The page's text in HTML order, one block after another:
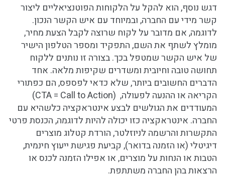
דגש נוסף, הוא להקל על הלקוחות הפוטנציאליים ליצור
קשר מידי עם החברה, ובמיוחד עם איש הקשר הנכון.
לדוגמה, אם מדובר על לקוח שרוצה לקבל הצעת מחיר,
מומלץ לשתף את השם, התפקיד ומספר הטלפון הישיר
של איש הקשר שמטפל בכך. בצורה זו נותנים ללקוח
תחושה טובה וחיובית ומשדרים שקיפות מלאה. אחד
הדברים החשובים ביותר, שלא כדאי לפספס, הם כפתורי
הקריאה או ההנעה לפעולה, (CTA = Call to Action)
המעודדים את הגולשים לבצע אינטראקציה כלשהיא עם
החברה. אינטראקציה כזו יכולה להיות לדוגמה, הכנסת פרטי
התקשרות והרשמה לניוזלטר, הורדת קטלוג מוצרים
דיגיטלי (או הזמנה בדואר), קביעת פגישת ייעוץ חינמית,
הטבות או הנחות על מוצרים, או אפילו הזמנה לכנס או
הרצאות בהן החברה משתתפת.